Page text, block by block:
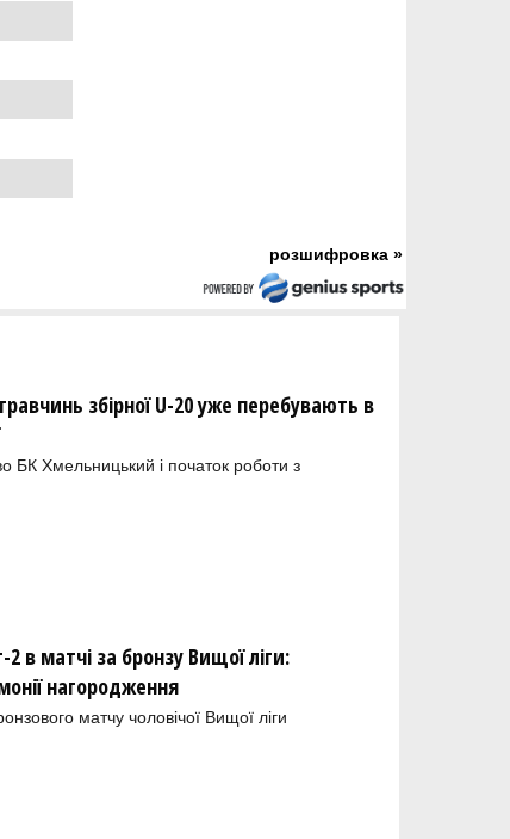
розшифровка »
збірної U-20 уже перебувають в
БК Хмельницький і початок роботи з
2 в матчі за бронзу Вищої ліги:
нагородження
матчу чоловічої Вищої ліги